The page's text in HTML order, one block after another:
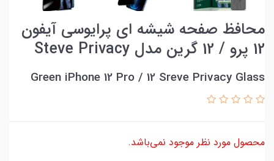
محافظ صفحه شیشه ای پرایوسی آیفون
12 پرو / 12 گرین مدل Steve Privacy
Green iPhone 12 Pro / 12 Sreve Privacy Glass
محصول مورد نظر موجود نمی‌باشد.